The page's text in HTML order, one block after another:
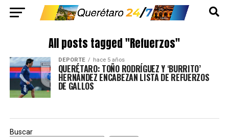
All posts tagged "Refuerzos"
DEPORTE hace 5 años
QUERÉTARO: TOÑO RODRÍGUEZ Y ‘BURRITO’
HERNÁNDEZ ENCABEZAN LISTA DE REFUERZOS
DE GALLOS
Buscar